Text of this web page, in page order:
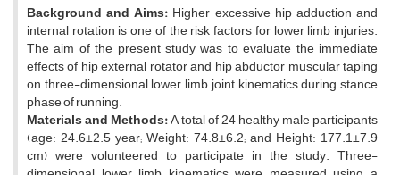
Background and Aims: Higher excessive hip adduction and
internal rotation is one of the risk factors for lower limb injuries.
The aim of the present study was to evaluate the immediate
effects of hip external rotator and hip abductor muscular taping
on three-dimensional lower limb joint kinematics during stance
phase of running.
Materials and Methods:A total of 24 healthy male participants
(age: 24.6±2.5 year; Weight: 74.8±6.2; and Height: 177.1±7.9
cm) were volunteered to participate in the study. Three-